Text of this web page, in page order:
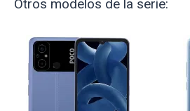
Otros modelos de la serie: